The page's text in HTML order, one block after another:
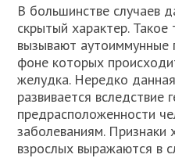
В большинстве случаев
скрытый характер.
вызывают аутоиммунные
фоне которых
желудка. Нередко
развивается вследствие
предрасположенности
заболеваниям. Признаки
взрослых выражаются в